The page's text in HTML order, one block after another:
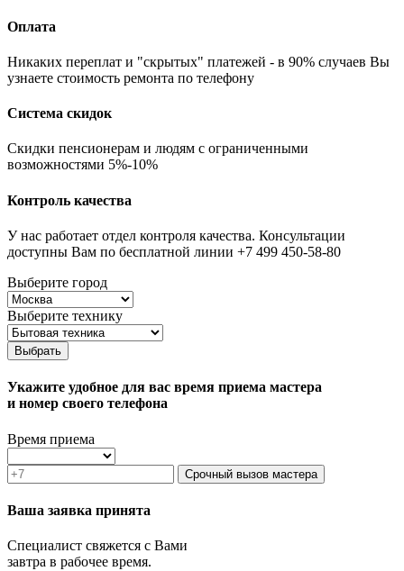
Оплата
Никаких переплат и "скрытых" платежей - в 90% случаев Вы
узнаете стоимость ремонта по телефону
Система скидок
Скидки пенсионерам и людям с ограниченными
возможностями 5%-10%
Контроль качества
У нас работает отдел контроля качества. Консультации
доступны Вам по бесплатной линии +7 499 450-58-80
Выберите город
Выберите технику
Выбрать
Укажите удобное для вас время приема мастера
и номер своего телефона
Время приема
Срочный вызов мастера
Ваша заявка принята
Специалист свяжется с Вами
завтра в рабочее время.